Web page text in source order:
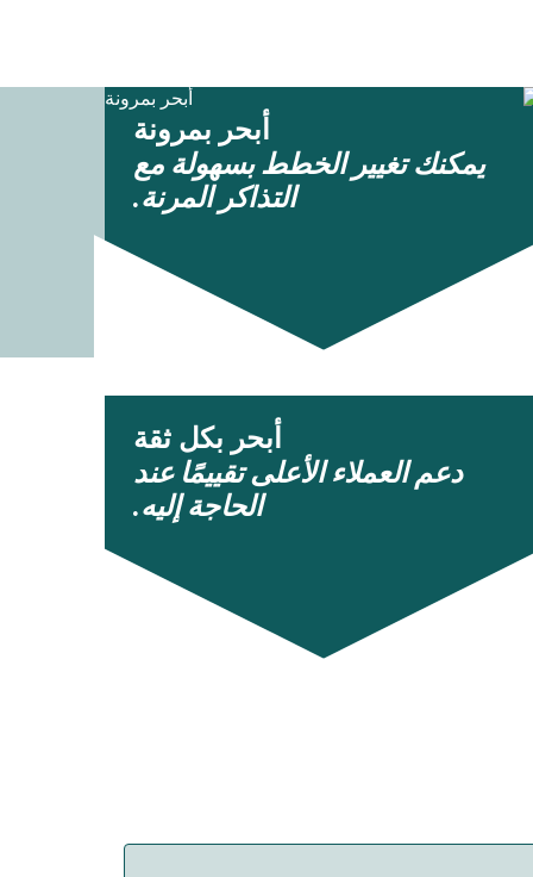
أبحر بمرونة
يمكنك تغيير الخطط بسهولة مع
التذاكر المرنة.
أبحر بكل ثقة
دعم العملاء الأعلى تقييمًا عند
الحاجة إليه.